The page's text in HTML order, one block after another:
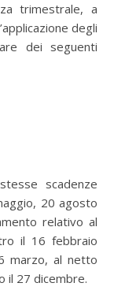
trimestrale, a
degli
dei seguenti
scadenze
20 agosto
relativo al
il 16 febbraio
marzo, al netto
il 27 dicembre.